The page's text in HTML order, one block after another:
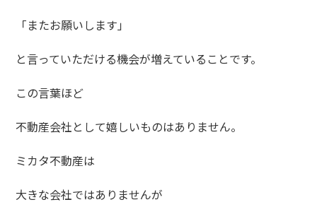
「またお願いします」
と言っていただける機会が増えていることです。
この言葉ほど
不動産会社として嬉しいものはありません。
ミカタ不動産は
大きな会社ではありませんが